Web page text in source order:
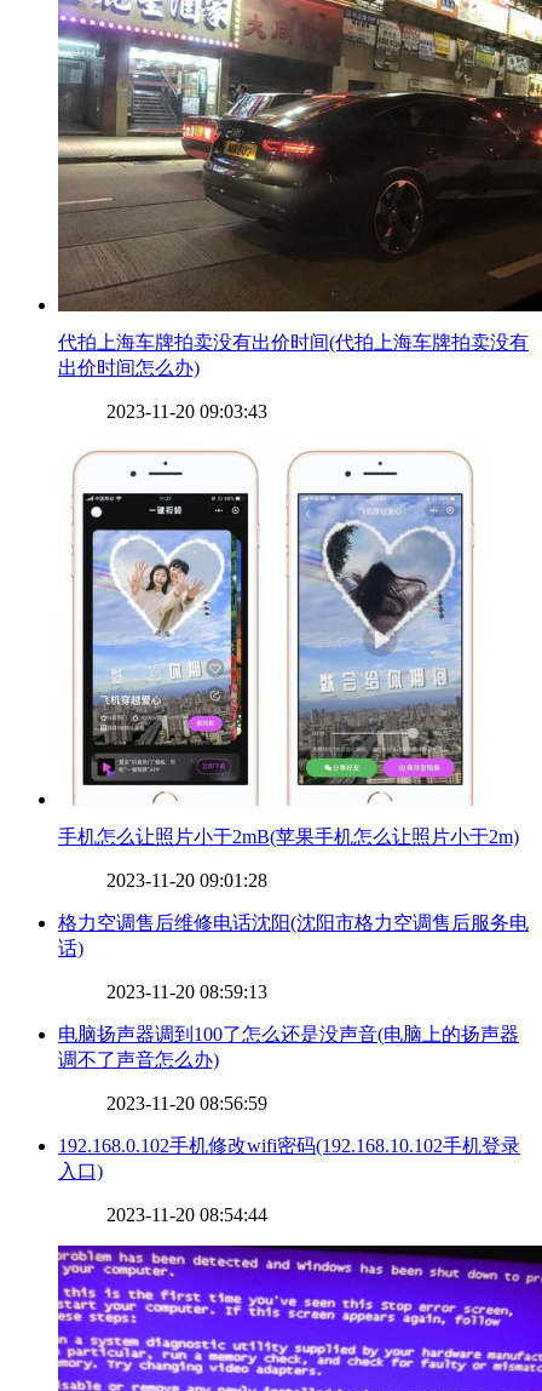
​代拍上海车牌拍卖没有出价时间(代拍上海车牌拍卖没有
出价时间怎么办)
2023-11-20 09:03:43
​手机怎么让照片小于2mB(苹果手机怎么让照片小于2m)
2023-11-20 09:01:28
​格力空调售后维修电话沈阳(沈阳市格力空调售后服务电
话)
2023-11-20 08:59:13
​电脑扬声器调到100了怎么还是没声音(电脑上的扬声器
调不了声音怎么办)
2023-11-20 08:56:59
​192.168.0.102手机修改wifi密码(192.168.10.102手机登录
入口)
2023-11-20 08:54:44